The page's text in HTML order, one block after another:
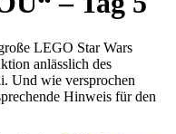
LEGO Star Wars
anlässlich des
Und wie versprochen
Hinweis für den